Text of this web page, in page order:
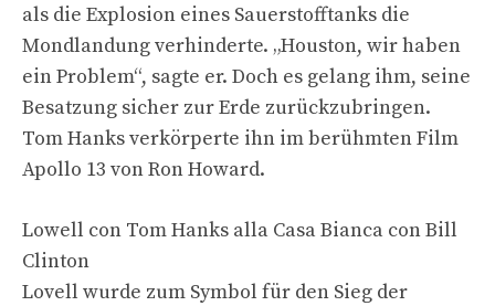
als die Explosion eines Sauerstofftanks die
Mondlandung verhinderte. „Houston, wir haben
ein Problem“, sagte er. Doch es gelang ihm, seine
Besatzung sicher zur Erde zurückzubringen.
Tom Hanks verkörperte ihn im berühmten Film
Apollo 13 von Ron Howard.
Lowell con Tom Hanks alla Casa Bianca con Bill
Clinton
Lovell wurde zum Symbol für den Sieg der